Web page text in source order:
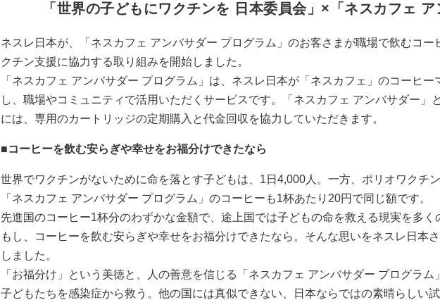
「世界の子どもにワクチンを 日本委員会」×「ネスカフェ ア
ネスレ日本が、「ネスカフェ アンバサダー プログラム」のお客さまが職場で飲むコー
クチン支援に協力する取り組みを開始しました。
「ネスカフェ アンバサダー プログラム」は、ネスレ日本が「ネスカフェ」のコーヒー
し、職場やコミュニティで活用いただくサービスです。「ネスカフェ アンバサダー」
には、専用のカートリッジの定期購入と代金回収を協力していただきます。
■コーヒーを飲む安らぎや幸せをお福分けできたなら
世界でワクチンがないために命を落とす子どもは、1日4,000人。一方、ポリオワクチ
「ネスカフェ アンバサダー プログラム」のコーヒーも1杯あたり20円で同じ額です。
先進国のコーヒー1杯分のわずかな金額で、途上国では子どもの命を救える現実を多く
もし、コーヒーを飲む安らぎや幸せをお福分けできたなら。そんな思いをネスレ日本
しました。
「お福分け」という美徳と、人の善意を信じる「ネスカフェ アンバサダー プログラ
子どもたちを感染症から救う。他の国には真似できない、日本ならではの素晴らしい試